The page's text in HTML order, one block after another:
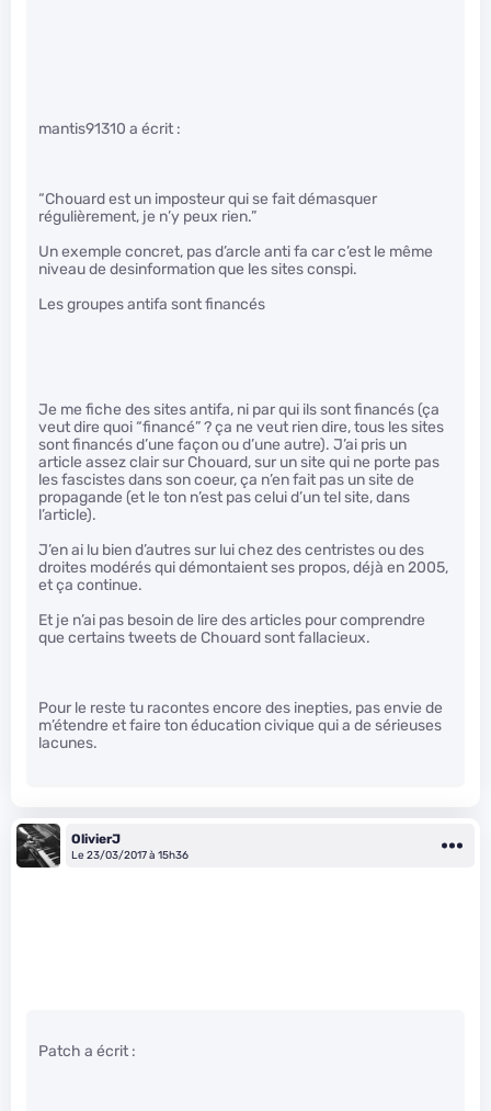
mantis91310 a écrit :
“Chouard est un imposteur qui se fait démasquer
régulièrement, je n’y peux rien.”
Un exemple concret, pas d’arcle anti fa car c’est le même
niveau de desinformation que les sites conspi.
Les groupes antifa sont financés
Je me fiche des sites antifa, ni par qui ils sont financés (ça
veut dire quoi “financé” ? ça ne veut rien dire, tous les sites
sont financés d’une façon ou d’une autre). J’ai pris un
article assez clair sur Chouard, sur un site qui ne porte pas
les fascistes dans son coeur, ça n’en fait pas un site de
propagande (et le ton n’est pas celui d’un tel site, dans
l’article).
J’en ai lu bien d’autres sur lui chez des centristes ou des
droites modérés qui démontaient ses propos, déjà en 2005,
et ça continue.
Et je n’ai pas besoin de lire des articles pour comprendre
que certains tweets de Chouard sont fallacieux.
Pour le reste tu racontes encore des inepties, pas envie de
m’étendre et faire ton éducation civique qui a de sérieuses
lacunes.
OlivierJ
Le 23/03/2017 à 15h36
Patch a écrit :